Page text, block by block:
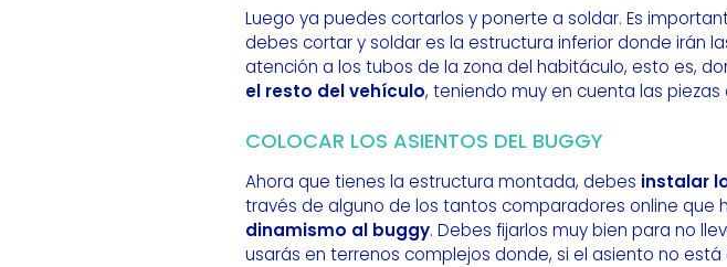
Luego ya puedes cortarlos y ponerte a soldar. Es
debes cortar y soldar es la estructura inferior donde irán
atención a los tubos de la zona del habitáculo, esto es,
el resto del vehículo, teniendo muy en cuenta las piezas
COLOCAR LOS ASIENTOS DEL BUGGY
Ahora que tienes la estructura montada, debes instalar
través de alguno de los tantos comparadores online que
dinamismo al buggy. Debes fijarlos muy bien para no
usarás en terrenos complejos donde, si el asiento no